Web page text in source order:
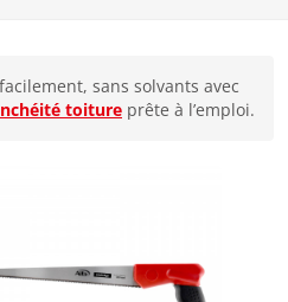
sans solvants avec
toiture prête à l’emploi.